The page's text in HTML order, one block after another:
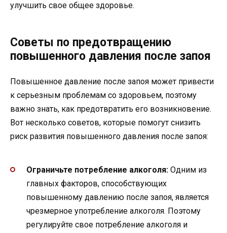
улучшить свое общее здоровье.
Советы по предотвращению
повышенного давления после запоя
Повышенное давление после запоя может привести
к серьезным проблемам со здоровьем, поэтому
важно знать, как предотвратить его возникновение.
Вот несколько советов, которые помогут снизить
риск развития повышенного давления после запоя:
Ограничьте потребление алкоголя: Одним из
главных факторов, способствующих
повышенному давлению после запоя, является
чрезмерное употребление алкоголя. Поэтому
регулируйте свое потребление алкоголя и